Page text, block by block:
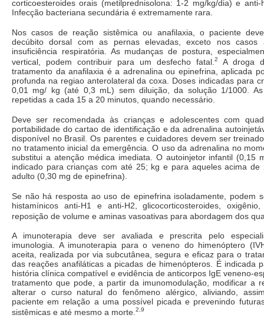
corticoesteroides orais (metilprednisolona: 1-2 mg/kg/dia) e anti-
Infecção bacteriana secundária é extremamente rara.
Nos casos de reação sistêmica ou anafilaxia, o paciente
decúbito dorsal com as pernas elevadas, exceto nos casos
insuficiência respiratória. As mudanças de postura,
vertical, podem contribuir para um desfecho fatal. 2
A droga
tratamento da anafilaxia é a adrenalina ou epinefrina, aplicada
profunda na regiao anterolateral da coxa. Doses indicadas para
0,01 mg/ kg (até 0,3 mL) sem diluição, da solução 1/1000.
repetidas a cada 15 a 20 minutos, quando necessário.
Deve ser recomendada às crianças e adolescentes com
portabilidade do cartao de identificação e da adrenalina
disponível no Brasil. Os parentes e cuidadores devem ser
no tratamento inicial da emergência. O uso da adrenalina no
substitui a atenção médica imediata. O autoinjetor infantil (0,15
indicado para crianças com até 25; kg e para aqueles acima de
adulto (0,30 mg de epinefrina).
Se não há resposta ao uso de epinefrina isoladamente, podem
histamínicos anti-H1 e anti-H2, glicocorticosteroides, oxigênio,
reposição de volume e aminas vasoativas para abordagem dos
A imunoterapia deve ser avaliada e prescrita pelo
imunologia. A imunoterapia para o veneno do himenóptero
aceita, realizada por via subcutânea, segura e eficaz para o
das reações anafiláticas a picadas de himenópteros. É indicada
história clínica compatível e evidência de anticorpos IgE veneno-
tratamento que pode, a partir da imunomodulação, modificar a
alterar o curso natural do fenômeno alérgico, aliviando,
paciente em relação a uma possível picada e prevenindo
sistêmicas e até mesmo a morte. 2,9